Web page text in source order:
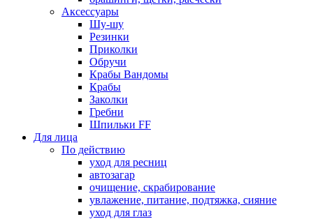
Аксессуары
Шу-шу
Резинки
Приколки
Обручи
Крабы Вандомы
Крабы
Заколки
Гребни
Шпильки FF
Для лица
По действию
уход для ресниц
автозагар
очищение, скрабирование
увлажение, питание, подтяжка, сияние
уход для глаз